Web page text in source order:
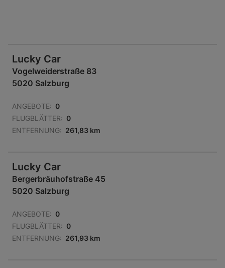
Lucky Car
Vogelweiderstraße 83
5020 Salzburg
ANGEBOTE: 0
FLUGBLÄTTER: 0
ENTFERNUNG: 261,83 km
Lucky Car
Bergerbräuhofstraße 45
5020 Salzburg
ANGEBOTE: 0
FLUGBLÄTTER: 0
ENTFERNUNG: 261,93 km